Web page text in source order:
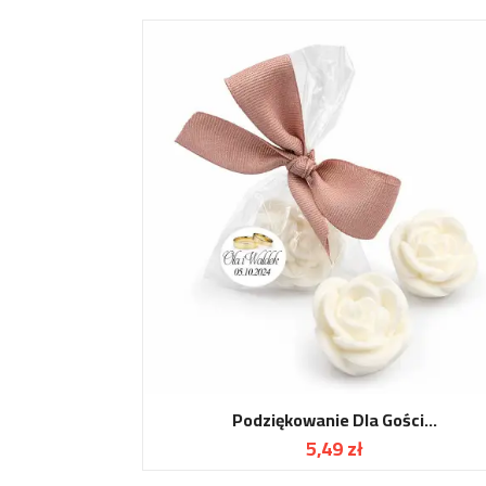
Podziękowanie Dla Gości...
Cena
5,49 zł